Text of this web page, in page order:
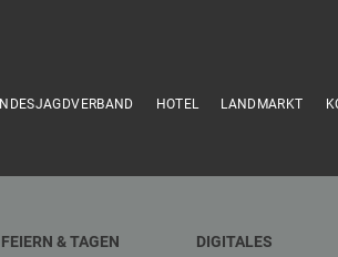
HOTEL LANDMARKT
FEIERN & TAGEN
DIGITALES